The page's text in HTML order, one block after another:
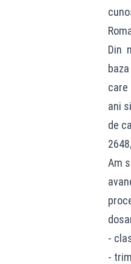
Din
care
ani
de
Am
-
-